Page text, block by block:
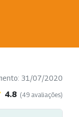
31/07/2020
4.8 (49 avaliações)